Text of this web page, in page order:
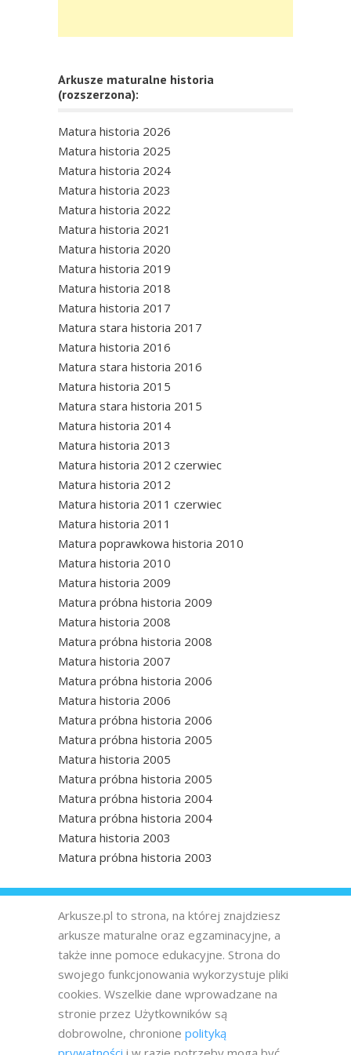
Arkusze maturalne historia
(rozszerzona):
Matura historia 2026
Matura historia 2025
Matura historia 2024
Matura historia 2023
Matura historia 2022
Matura historia 2021
Matura historia 2020
Matura historia 2019
Matura historia 2018
Matura historia 2017
Matura stara historia 2017
Matura historia 2016
Matura stara historia 2016
Matura historia 2015
Matura stara historia 2015
Matura historia 2014
Matura historia 2013
Matura historia 2012 czerwiec
Matura historia 2012
Matura historia 2011 czerwiec
Matura historia 2011
Matura poprawkowa historia 2010
Matura historia 2010
Matura historia 2009
Matura próbna historia 2009
Matura historia 2008
Matura próbna historia 2008
Matura historia 2007
Matura próbna historia 2006
Matura historia 2006
Matura próbna historia 2006
Matura próbna historia 2005
Matura historia 2005
Matura próbna historia 2005
Matura próbna historia 2004
Matura próbna historia 2004
Matura historia 2003
Matura próbna historia 2003
Arkusze.pl to strona, na której znajdziesz
arkusze maturalne oraz egzaminacyjne, a
także inne pomoce edukacyjne. Strona do
swojego funkcjonowania wykorzystuje pliki
cookies. Wszelkie dane wprowadzane na
stronie przez Użytkowników są
dobrowolne, chronione polityką